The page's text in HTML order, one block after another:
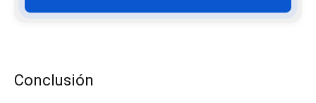
Conclusión